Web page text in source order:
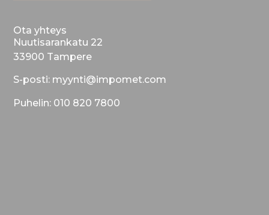
Ota yhteys
Nuutisarankatu 22
33900 Tampere
S-posti: myynti@impomet.com
Puhelin: 010 820 7800